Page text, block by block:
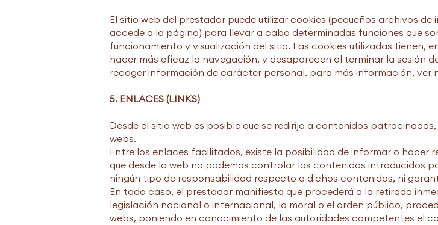
El sitio web del prestador puede utilizar cookies (pequeños archivos
accede a la página) para llevar a cabo determinadas funciones que
funcionamiento y visualización del sitio. Las cookies utilizadas
hacer más eficaz la navegación, y desaparecen al terminar la sesión
recoger información de carácter personal. para más información, ver
5. ENLACES (LINKS)
Desde el sitio web es posible que se redirija a contenidos
webs.
Entre los enlaces facilitados, existe la posibilidad de informar o hacer
que desde la web no podemos controlar los contenidos introducidos
ningún tipo de responsabilidad respecto a dichos contenidos, ni
En todo caso, el prestador manifiesta que procederá a la retirada
legislación nacional o internacional, la moral o el orden público,
webs, poniendo en conocimiento de las autoridades competentes el